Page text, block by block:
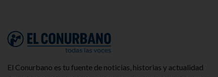
El Conurbano es tu fuente de noticias, historias y actualidad